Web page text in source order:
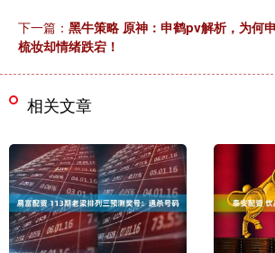
下一篇： 黑牛策略 原神：申鹤pv解析，为何
梳妆却情绪跌宕！
相关文章